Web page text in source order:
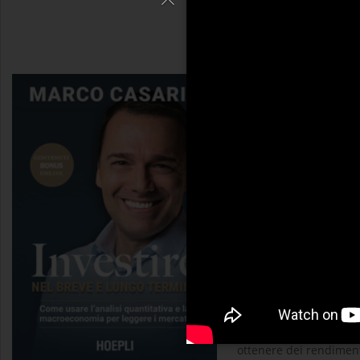
fondamentale e
ottenere dei